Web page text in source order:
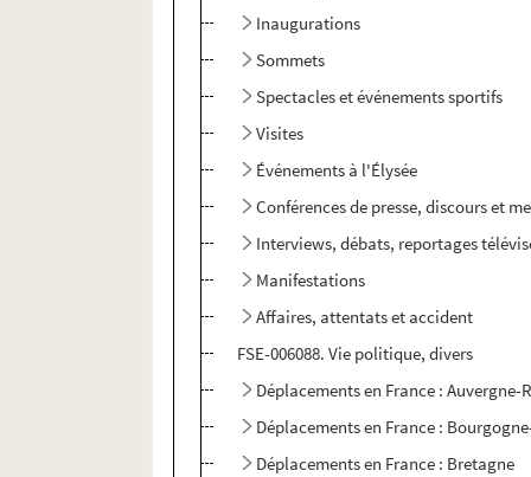
Inaugurations
Sommets
Spectacles et événements sportifs
Visites
Événements à l'Élysée
Conférences de presse, discours et
Interviews, débats, reportages
Manifestations
Affaires, attentats et accident
FSE-006088. Vie politique, divers
Déplacements en France : Auvergne-
Déplacements en France :
Déplacements en France : Bretagne